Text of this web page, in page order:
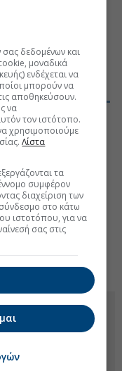
το τοπίο
για τους
η
με το πιο
δεδομένων και
μοναδικά
ενδέχεται να
μπορούν να
αποθηκεύσουν.
να
τον ιστότοπο.
χρησιμοποιούμε
Λίστα
τα
συμφέρον
διαχείριση των
στο κάτω
ιστοτόπου, για να
σας στις